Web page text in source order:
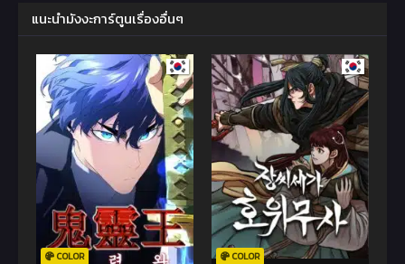
แนะนำมังงะการ์ตูนเรื่องอื่นๆ
COLOR COLOR